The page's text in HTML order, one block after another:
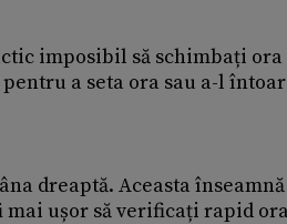
imposibil să schimbați ora
a seta ora sau a-l
dreaptă. Aceasta
mai ușor să verificați rapid